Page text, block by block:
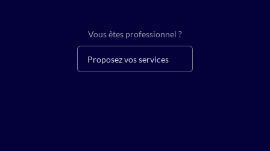
Vous êtes professionnel ?
Proposez vos services